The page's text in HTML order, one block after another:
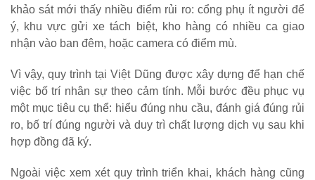
khảo sát mới thấy nhiều điểm rủi ro: cổng phụ ít người để
ý, khu vực gửi xe tách biệt, kho hàng có nhiều ca giao
nhận vào ban đêm, hoặc camera có điểm mù.
Vì vậy, quy trình tại Việt Dũng được xây dựng để hạn chế
việc bố trí nhân sự theo cảm tính. Mỗi bước đều phục vụ
một mục tiêu cụ thể: hiểu đúng nhu cầu, đánh giá đúng rủi
ro, bố trí đúng người và duy trì chất lượng dịch vụ sau khi
hợp đồng đã ký.
Ngoài việc xem xét quy trình triển khai, khách hàng cũng